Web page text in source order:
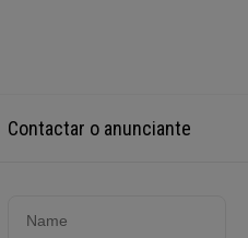
Contactar o anunciante